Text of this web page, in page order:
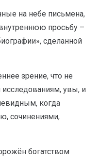
на небе письмена,
просьбу –
сделанной
зрение, что не
исследованиям, увы, и
когда
сочинениями,
богатством